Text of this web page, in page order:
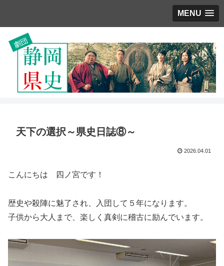
MENU
天下の選択～県史日誌⑧～
2026.04.01
こんにちは 四ノ宮です！
歴史や殺陣に魅了され、入団して５年になります。
子供から大人まで、楽しく真剣に稽古に励んでいます。